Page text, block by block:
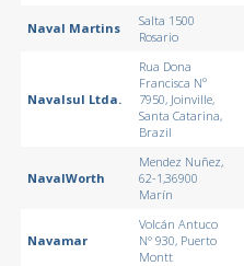
Naval Martins
Salta 1500
Rosario
Navalsul Ltda.
Rua Dona
Francisca Nº
7950, Joinville,
Santa Catarina,
Brazil
NavalWorth
Mendez Nuñez,
62-1,36900
Marín
Navamar
Volcán Antuco
N° 930, Puerto
Montt